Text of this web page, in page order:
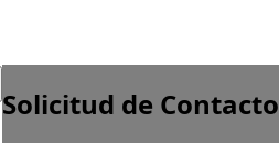
Solicitud de Contacto